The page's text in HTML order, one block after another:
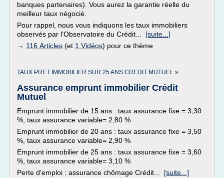
banques partenaires). Vous aurez la garantie réelle du
meilleur taux négocié.
Pour rappel, nous vous indiquons les taux immobiliers
observés par l'Observatoire du Crédit... [suite...]
→ 116 Articles (et 1 Vidéos) pour ce thème
TAUX PRET IMMOBILIER SUR 25 ANS CREDIT MUTUEL »
Assurance emprunt immobilier Crédit
Mutuel
Emprunt immobilier de 15 ans : taux assurance fixe = 3,30
%, taux assurance variable= 2,80 %
Emprunt immobilier de 20 ans : taux assurance fixe = 3,50
%, taux assurance variable= 2,90 %
Emprunt immobilier de 25 ans : taux assurance fixe = 3,60
%, taux assurance variable= 3,10 %
Perte d'emploi : assurance chômage Crédit... [suite...]